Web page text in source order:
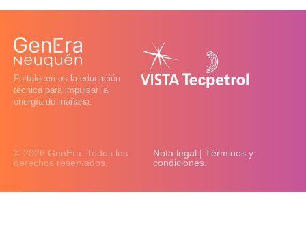
Fortalecemos la educación
técnica para impulsar la
energía de mañana.
© 2026 GenEra. Todos los
derechos reservados.
Nota legal | Términos y
condiciones.